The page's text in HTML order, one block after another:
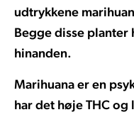
udtrykkene
Begge disse planter
hinanden.
Marihuana er en
har det høje THC og